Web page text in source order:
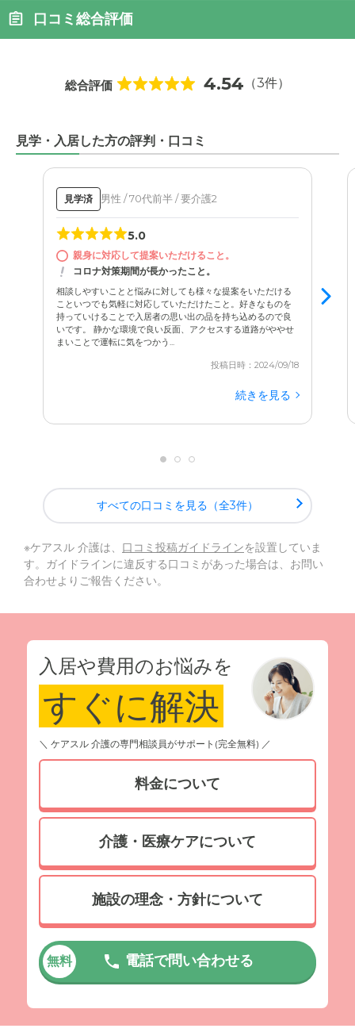
口コミ総合評価
総合評価 4.54 （3件）
見学・入居した方の評判・口コミ
見学済 男性 / 70代前半 / 要介護2
5.0
親身に対応して提案いただけること。
コロナ対策期間が長かったこと。
相談しやすいことと悩みに対しても様々な提案をいただける
こといつでも気軽に対応していただけたこと。好きなものを
持っていけることで入居者の思い出の品を持ち込めるので良
いです。 静かな環境で良い反面、アクセスする道路がややせ
まいことで運転に気をつかう...
投稿日時：2024/09/18
続きを見る
すべての口コミを見る（全3件）
※ケアスル 介護は、 口コミ投稿ガイドラインを設置していま
す。ガイドラインに違反する口コミがあった場合は、お問い
合わせよりご報告ください。
入居や費用のお悩みを
すぐに解決
＼ ケアスル 介護の専門相談員がサポート(完全無料) ／
料金について
介護・医療ケアについて
施設の理念・方針について
無料 電話で問い合わせる